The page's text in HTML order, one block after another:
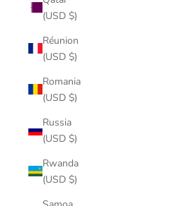
(USD $)
Réunion
(USD $)
Romania
(USD $)
Russia
(USD $)
Rwanda
(USD $)